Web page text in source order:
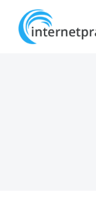
content